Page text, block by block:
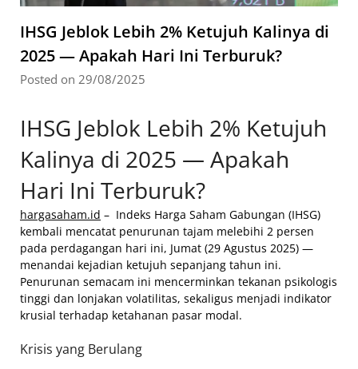
IHSG Jeblok Lebih 2% Ketujuh Kalinya di
2025 — Apakah Hari Ini Terburuk?
Posted on 29/08/2025
IHSG Jeblok Lebih 2% Ketujuh
Kalinya di 2025 — Apakah
Hari Ini Terburuk?
hargasaham.id – Indeks Harga Saham Gabungan (IHSG)
kembali mencatat penurunan tajam melebihi 2 persen
pada perdagangan hari ini, Jumat (29 Agustus 2025) —
menandai kejadian ketujuh sepanjang tahun ini.
Penurunan semacam ini mencerminkan tekanan psikologis
tinggi dan lonjakan volatilitas, sekaligus menjadi indikator
krusial terhadap ketahanan pasar modal.
Krisis yang Berulang